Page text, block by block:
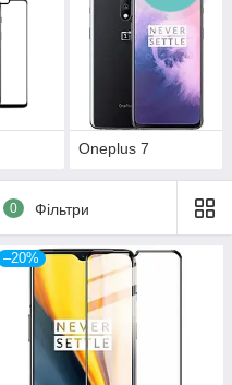
Oneplus 7
0 Фільтри
–20%